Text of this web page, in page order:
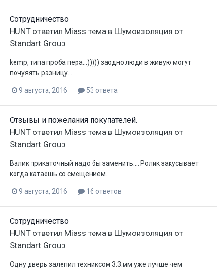
Сотрудничество
HUNT ответил Miass тема в Шумоизоляция от
Standart Group
kemp, типа проба пера...))))) заодно люди в живую могут
почуяять разницу...
9 августа, 2016 53 ответа
Отзывы и пожелания покупателей.
HUNT ответил Miass тема в Шумоизоляция от
Standart Group
Валик прикаточный надо бы заменить.... Ролик закусывает
когда катаешь со смещением..
9 августа, 2016 16 ответов
Сотрудничество
HUNT ответил Miass тема в Шумоизоляция от
Standart Group
Одну дверь залепил техниксом 3.3.мм уже лучше чем